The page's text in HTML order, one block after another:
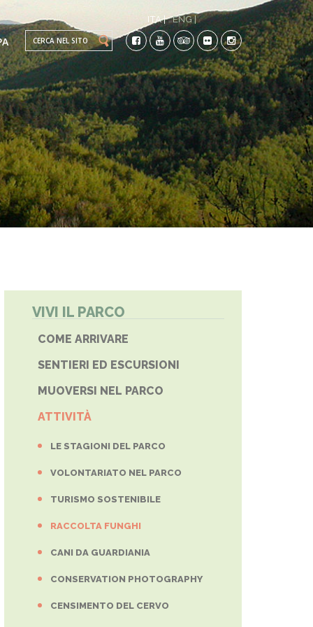
Search this site
ITA | ENG |
VIVI IL PARCO
COME ARRIVARE
SENTIERI ED ESCURSIONI
MUOVERSI NEL PARCO
ATTIVITÀ
LE STAGIONI DEL PARCO
VOLONTARIATO NEL PARCO
TURISMO SOSTENIBILE
RACCOLTA FUNGHI
CANI DA GUARDIANIA
CONSERVATION PHOTOGRAPHY
CENSIMENTO DEL CERVO